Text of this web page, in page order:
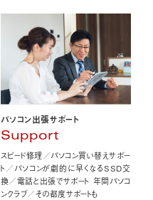
パソコン出張サポート
Support
スピード修理／パソコン買い替えサポー
ト／パソコンが劇的に早くなるSSD交
換／電話と出張でサポート 年間パソコ
ンクラブ／その都度サポートも